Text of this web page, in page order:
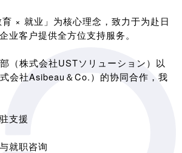
× 就业」为核心理念，致力于为赴日
业客户提供全方位支持服务。
（株式会社USTソリューション）以
会社Asibeau＆Co.）的协同合作，我
支援
就职咨询